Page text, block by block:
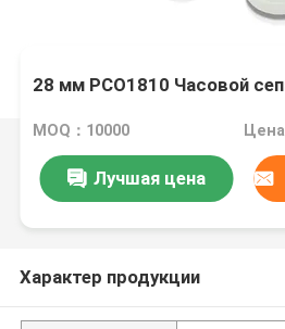
28 мм PCO1810 Часовой
MOQ：10000
Лучшая цена
Характер продукции